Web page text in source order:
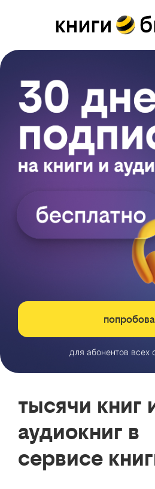
для абонентов всех
тысячи книг
аудиокниг в
сервисе